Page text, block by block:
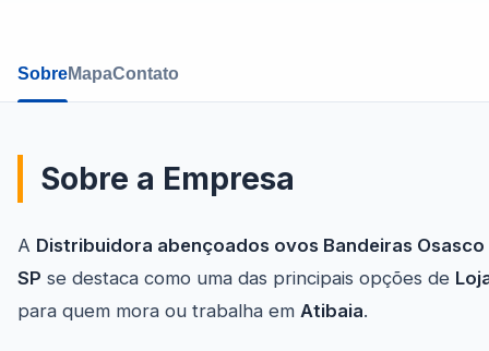
SobreMapaContato
Sobre a Empresa
A Distribuidora abençoados ovos Bandeiras Osasco
SP se destaca como uma das principais opções de
para quem mora ou trabalha em Atibaia.